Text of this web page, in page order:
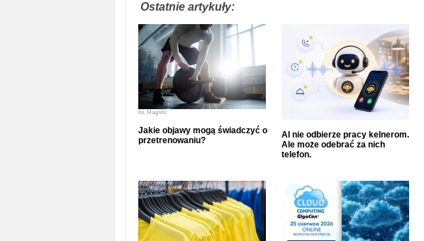
Ostatnie artykuły:
fot. Magnific
Jakie objawy mogą świadczyć o
przetrenowaniu?
AI nie odbierze pracy kelnerom.
Ale może odebrać za nich
telefon.